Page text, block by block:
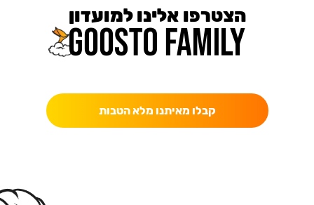
הצטרפו אלינו למועדון
קבלו מאיתנו מלא הטבות